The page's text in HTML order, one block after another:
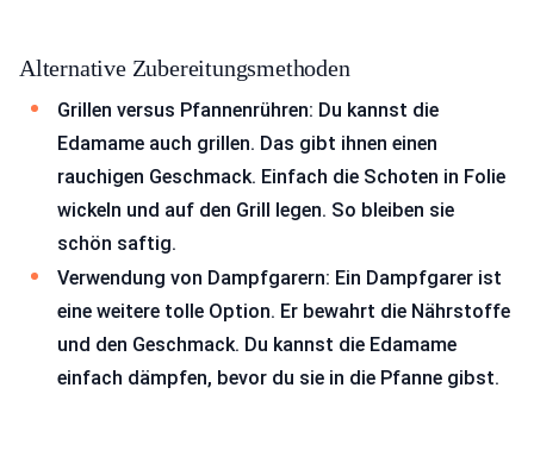
Alternative Zubereitungsmethoden
Grillen versus Pfannenrühren: Du kannst die
Edamame auch grillen. Das gibt ihnen einen
rauchigen Geschmack. Einfach die Schoten in Folie
wickeln und auf den Grill legen. So bleiben sie
schön saftig.
Verwendung von Dampfgarern: Ein Dampfgarer ist
eine weitere tolle Option. Er bewahrt die Nährstoffe
und den Geschmack. Du kannst die Edamame
einfach dämpfen, bevor du sie in die Pfanne gibst.